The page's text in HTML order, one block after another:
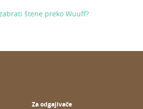
štene preko Wuuff?
Za odgajivače